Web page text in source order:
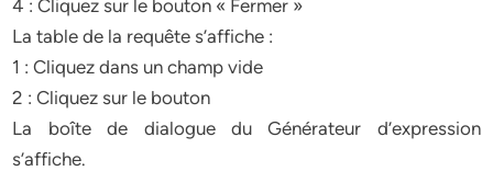
4 : Cliquez sur le bouton « Fermer »
La table de la requête s’affiche :
1 : Cliquez dans un champ vide
2 : Cliquez sur le bouton
La boîte de dialogue du Générateur d’expression
s’affiche.